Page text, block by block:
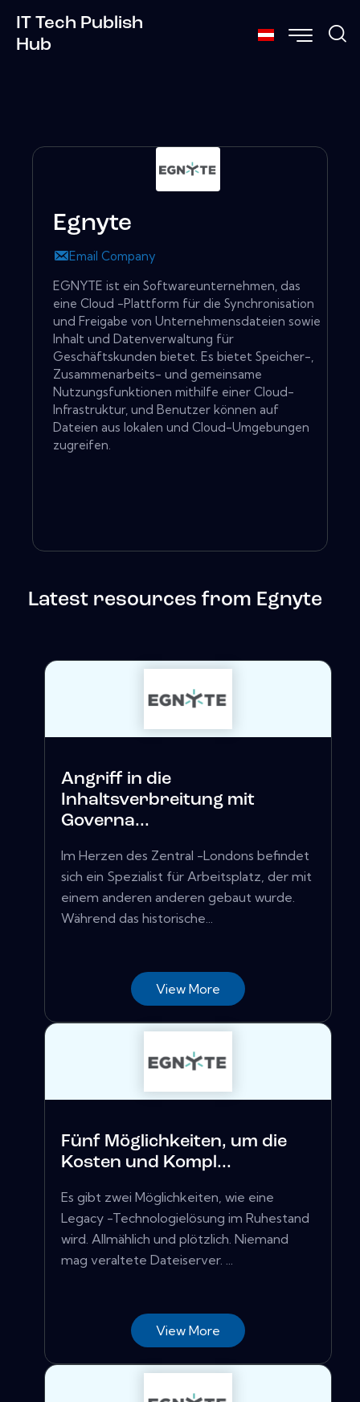
IT Tech Publish
Hub
Egnyte
Email Company
EGNYTE ist ein Softwareunternehmen, das
eine Cloud -Plattform für die Synchronisation
und Freigabe von Unternehmensdateien sowie
Inhalt und Datenverwaltung für
Geschäftskunden bietet. Es bietet Speicher-,
Zusammenarbeits- und gemeinsame
Nutzungsfunktionen mithilfe einer Cloud-
Infrastruktur, und Benutzer können auf
Dateien aus lokalen und Cloud-Umgebungen
zugreifen.
Latest resources from Egnyte
Angriff in die
Inhaltsverbreitung mit
Governa...
Im Herzen des Zentral -Londons befindet
sich ein Spezialist für Arbeitsplatz, der mit
einem anderen anderen gebaut wurde.
Während das historische...
View More
Fünf Möglichkeiten, um die
Kosten und Kompl...
Es gibt zwei Möglichkeiten, wie eine
Legacy -Technologielösung im Ruhestand
wird. Allmählich und plötzlich. Niemand
mag veraltete Dateiserver. ...
View More